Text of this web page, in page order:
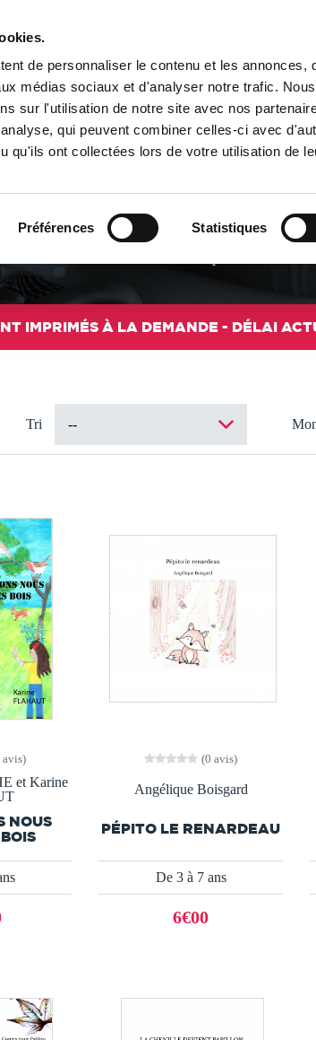
de personnaliser le contenu et les annonces,
médias sociaux et d'analyser notre trafic.
sur l'utilisation de notre site avec nos
qui peuvent combiner celles-ci avec
qu'ils ont collectées lors de votre utilisation de
Préférences Statistiques
PUBLIER UN LIVRE
DE 3 À 7
de 3 à 7 ans. Histoires courtes, héros
en stimulant la créativité. Albums illustrés, contes
IMPRIMÉS À LA DEMANDE - DÉLAI
Tri
avis)
et Karine
NOUS
(0 avis)
Angélique Boisgard
PÉPITO LE RENARDEAU
De 3 à 7 ans
6€00